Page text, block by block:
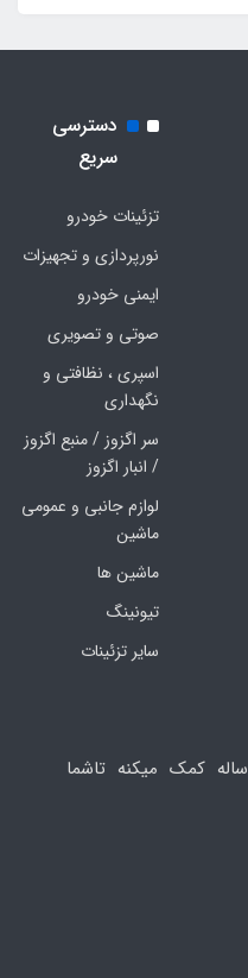
دسترسی
سریع
تزئینات خودرو
نورپردازی و تجهیزات
ایمنی خودرو
صوتی و تصویری
اسپری ، نظافتی و
نگهداری
سر اگزوز / منبع اگزوز
/ انبار اگزوز
لوازم جانبی و عمومی
ماشین
ماشین ها
تیونینگ
سایر تزئینات
مجموعه مهدی اسپرت باسابقه 10 ساله کمک میکنه تاشما